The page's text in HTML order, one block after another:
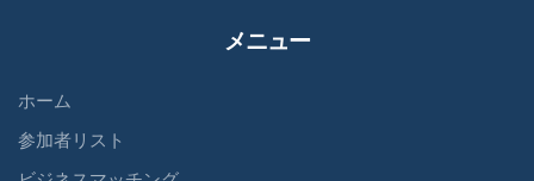
メニュー
ホーム
参加者リスト